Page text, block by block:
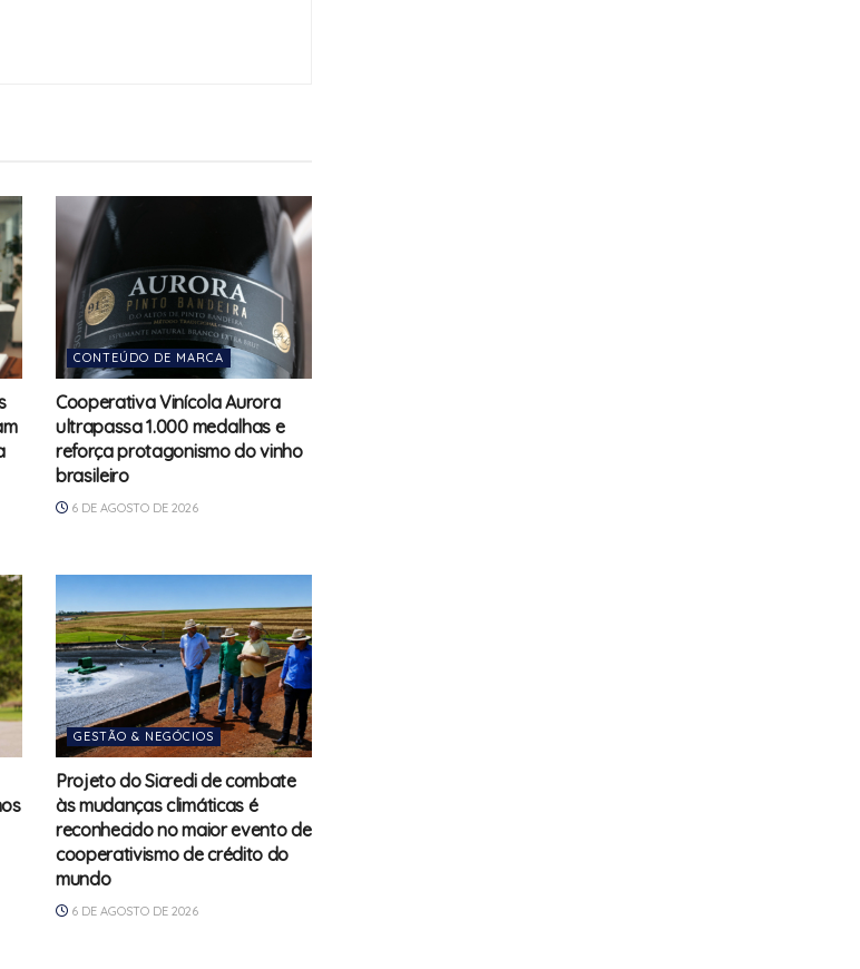
CONTEÚDO DE MARCA
Cooperativa Vinícola Aurora
ultrapassa 1.000 medalhas e
reforça protagonismo do vinho
brasileiro
6 DE AGOSTO DE 2026
GESTÃO & NEGÓCIOS
Projeto do Sicredi de combate
às mudanças climáticas é
reconhecido no maior evento de
cooperativismo de crédito do
mundo
6 DE AGOSTO DE 2026